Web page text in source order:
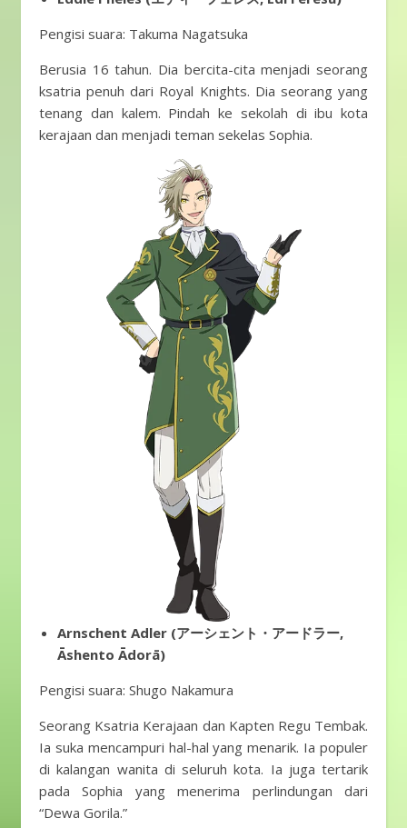
Pengisi suara: Takuma Nagatsuka
Berusia 16 tahun. Dia bercita-cita menjadi seorang
ksatria penuh dari Royal Knights. Dia seorang yang
tenang dan kalem. Pindah ke sekolah di ibu kota
kerajaan dan menjadi teman sekelas Sophia.
Arnschent Adler (アーシェント・アードラー,
Āshento Ādorā)
Pengisi suara: Shugo Nakamura
Seorang Ksatria Kerajaan dan Kapten Regu Tembak.
Ia suka mencampuri hal-hal yang menarik. Ia populer
di kalangan wanita di seluruh kota. Ia juga tertarik
pada Sophia yang menerima perlindungan dari
“Dewa Gorila.”